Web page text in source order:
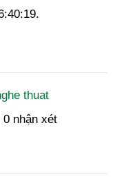
thuat
0 nhận xét